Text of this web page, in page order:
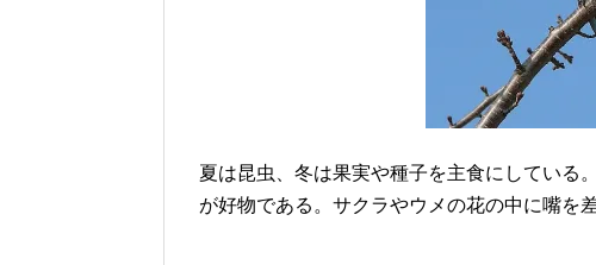
夏は昆虫、冬は果実や種子を主食にしている
が好物である。サクラやウメの花の中に嘴を